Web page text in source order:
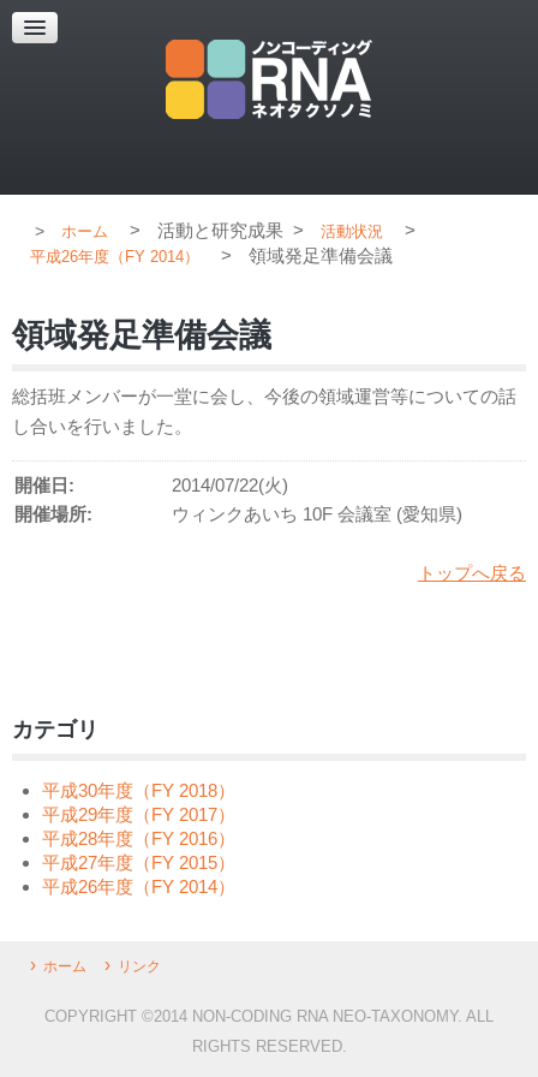
超解像顕微鏡
超解像顕微鏡の紹介
ホーム > 活動と研究成果 > 活動状況 >
平成26年度（FY 2014） > 領域発足準備会議
領域発足準備会議
総括班メンバーが一堂に会し、今後の領域運営等についての話
し合いを行いました。
開催日:
2014/07/22(火)
開催場所:
ウィンクあいち 10F 会議室 (愛知県)
トップへ戻る
カテゴリ
平成30年度（FY 2018）
平成29年度（FY 2017）
平成28年度（FY 2016）
平成27年度（FY 2015）
平成26年度（FY 2014）
ホーム リンク
COPYRIGHT ©2014 NON-CODING RNA NEO-TAXONOMY. ALL
RIGHTS RESERVED.